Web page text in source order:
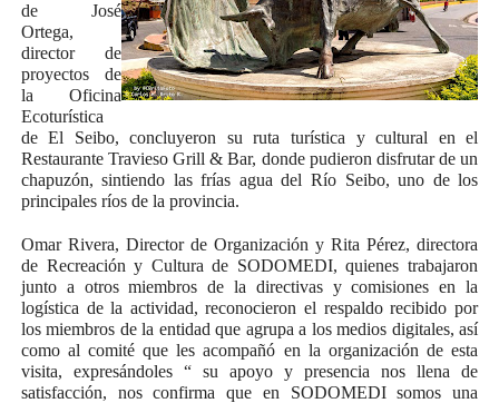
de José
Ortega,
director de
proyectos de
la Oficina
Ecoturística
de El Seibo, concluyeron su ruta turística y cultural en el
Restaurante Travieso Grill & Bar, donde pudieron disfrutar de un
chapuzón, sintiendo las frías agua del Río Seibo, uno de los
principales ríos de la provincia.
Omar Rivera, Director de Organización y Rita Pérez, directora
de Recreación y Cultura de SODOMEDI, quienes trabajaron
junto a otros miembros de la directivas y comisiones en la
logística de la actividad, reconocieron el respaldo recibido por
los miembros de la entidad que agrupa a los medios digitales, así
como al comité que les acompañó en la organización de esta
visita, expresándoles “ su apoyo y presencia nos llena de
satisfacción, nos confirma que en SODOMEDI somos una